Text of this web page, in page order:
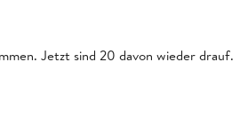
Jetzt sind 20 davon wieder drauf.